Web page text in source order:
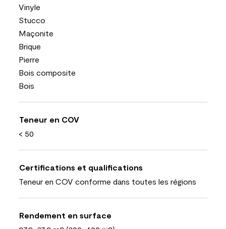
Vinyle
Stucco
Maçonite
Brique
Pierre
Bois composite
Bois
Teneur en COV
< 50
Certifications et qualifications
Teneur en COV conforme dans toutes les régions
Rendement en surface